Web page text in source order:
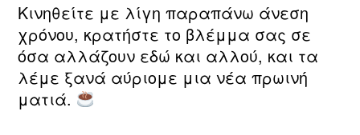
Κινηθείτε με λίγη παραπάνω άνεση
χρόνου, κρατήστε το βλέμμα σας σε
όσα αλλάζουν εδώ και αλλού, και τα
λέμε ξανά αύριομε μια νέα πρωινή
ματιά.